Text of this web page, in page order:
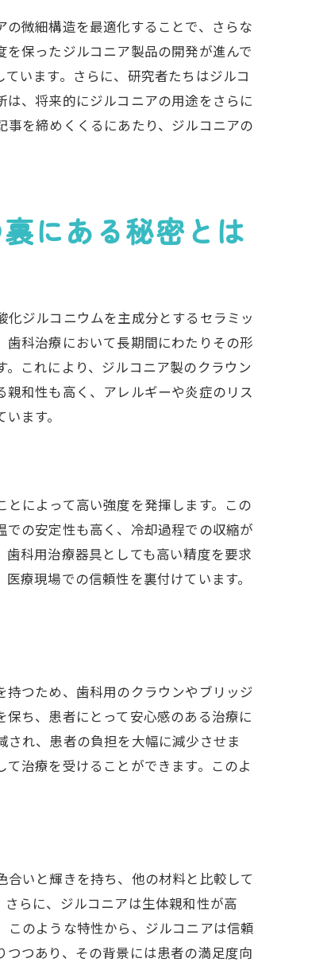
微細構造を最適化することで、さらな
保ったジルコニア製品の開発が進んで
います。さらに、研究者たちはジルコ
、将来的にジルコニアの用途をさらに
を締めくくるにあたり、ジルコニアの
にある秘密とは
ジルコニウムを主成分とするセラミッ
科治療において長期間にわたりその形
これにより、ジルコニア製のクラウン
和性も高く、アレルギーや炎症のリス
ます。
によって高い強度を発揮します。この
の安定性も高く、冷却過程での収縮が
科用治療器具としても高い精度を要求
療現場での信頼性を裏付けています。
つため、歯科用のクラウンやブリッジ
ち、患者にとって安心感のある治療に
れ、患者の負担を大幅に減少させま
治療を受けることができます。このよ
いと輝きを持ち、他の材料と比較して
らに、ジルコニアは生体親和性が高
のような特性から、ジルコニアは信頼
つあり、その背景には患者の満足度向